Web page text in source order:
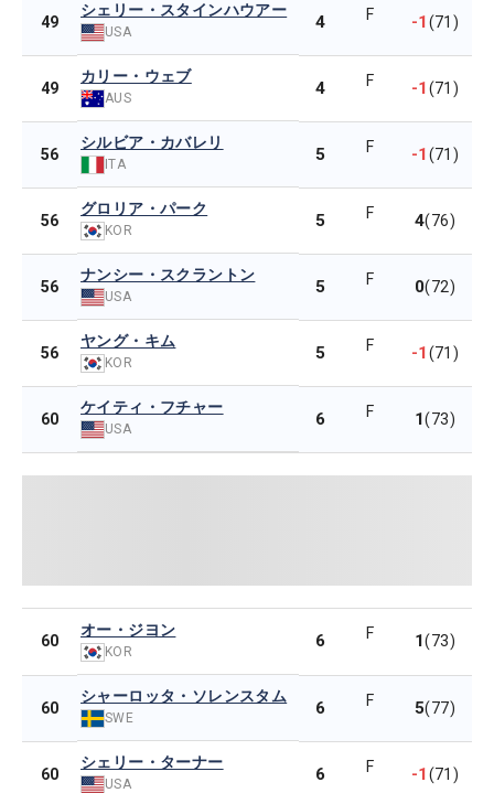
49
シェリー・スタインハウアー
USA 4 F -1(71)
49
カリー・ウェブ
AUS 4 F -1(71)
56
シルビア・カバレリ
ITA 5 F -1(71)
56
グロリア・パーク
KOR 5 F 4(76)
56
ナンシー・スクラントン
USA 5 F 0(72)
56
ヤング・キム
KOR 5 F -1(71)
60
ケイティ・フチャー
USA 6 F 1(73)
60
オー・ジヨン
KOR
6 F 1(73)
60
シャーロッタ・ソレンスタム
SWE 6 F 5(77)
60
シェリー・ターナー
USA 6 F -1(71)